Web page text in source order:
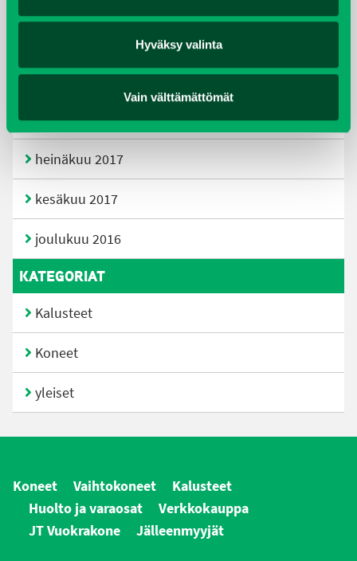
Hyväksy valinta
Vain välttämättömät
tammikuu 2018
joulukuu 2017
heinäkuu 2017
kesäkuu 2017
joulukuu 2016
KATEGORIAT
Kalusteet
Koneet
yleiset
Koneet Vaihtokoneet
Kalusteet
Huolto ja varaosat
Verkkokauppa
JT Vuokrakone
Jälleenmyyjät